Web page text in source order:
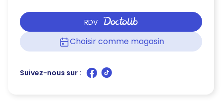
RDV
Choisir comme magasin
Suivez-nous sur :